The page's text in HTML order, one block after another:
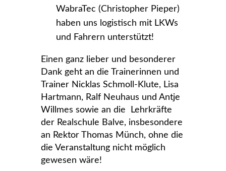
WabraTec (Christopher Pieper)
haben uns logistisch mit LKWs
und Fahrern unterstützt!
Einen ganz lieber und besonderer
Dank geht an die Trainerinnen und
Trainer Nicklas Schmoll-Klute, Lisa
Hartmann, Ralf Neuhaus und Antje
Willmes sowie an die Lehrkräfte
der Realschule Balve, insbesondere
an Rektor Thomas Münch, ohne die
die Veranstaltung nicht möglich
gewesen wäre!